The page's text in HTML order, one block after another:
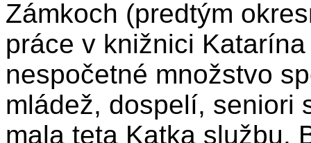
Zámkoch (predtým
práce v knižnici Katarína
nespočetné množstvo
mládež, dospelí, seniori
mala teta Katka službu.